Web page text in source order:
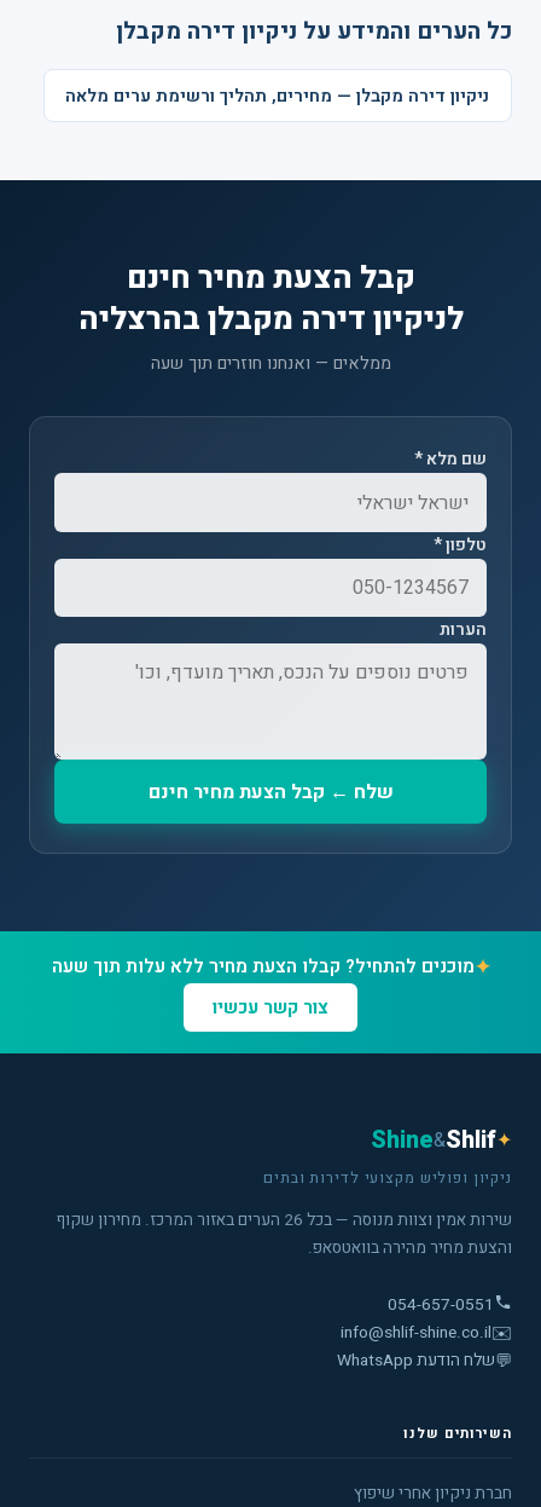
כל הערים והמידע על ניקיון דירה מקבלן
ניקיון דירה מקבלן — מחירים, תהליך ורשימת ערים מלאה
קבל הצעת מחיר חינם
לניקיון דירה מקבלן בהרצליה
ממלאים — ואנחנו חוזרים תוך שעה
שם מלא *
טלפון *
הערות
שלח ← קבל הצעת מחיר חינם
✦מוכנים להתחיל? קבלו הצעת מחיר ללא עלות תוך שעה
צור קשר עכשיו
✦
Shlif
&
Shine
ניקיון ופוליש מקצועי לדירות ובתים
שירות אמין וצוות מנוסה — בכל 26 הערים באזור המרכז. מחירון שקוף
והצעת מחיר מהירה בוואטסאפ.
054-657-0551
✉️
info@shlif-shine.co.il
💬שלח הודעת WhatsApp
השירותים שלנו
חברת ניקיון אחרי שיפוץ